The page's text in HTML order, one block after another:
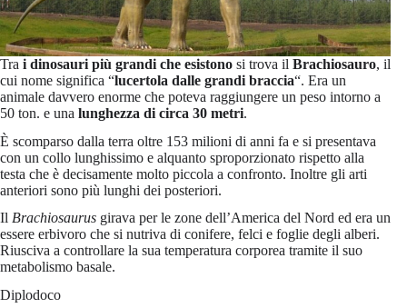
Tra i dinosauri più grandi che esistono si trova il Brachiosauro, il
cui nome significa “lucertola dalle grandi braccia“. Era un
animale davvero enorme che poteva raggiungere un peso intorno a
50 ton. e una lunghezza di circa 30 metri.
È scomparso dalla terra oltre 153 milioni di anni fa e si presentava
con un collo lunghissimo e alquanto sproporzionato rispetto alla
testa che è decisamente molto piccola a confronto. Inoltre gli arti
anteriori sono più lunghi dei posteriori.
Il Brachiosaurus girava per le zone dell’America del Nord ed era un
essere erbivoro che si nutriva di conifere, felci e foglie degli alberi.
Riusciva a controllare la sua temperatura corporea tramite il suo
metabolismo basale.
Diplodoco